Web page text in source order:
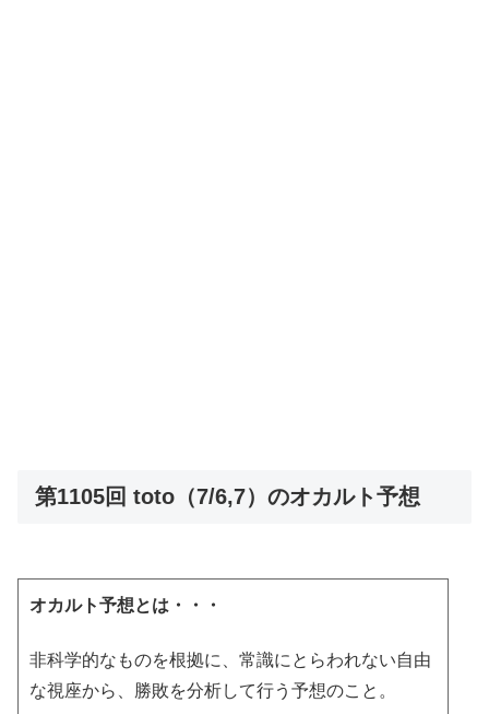
第1105回 toto（7/6,7）のオカルト予想
オカルト予想とは・・・
非科学的なものを根拠に、常識にとらわれない自由
な視座から、勝敗を分析して行う予想のこと。